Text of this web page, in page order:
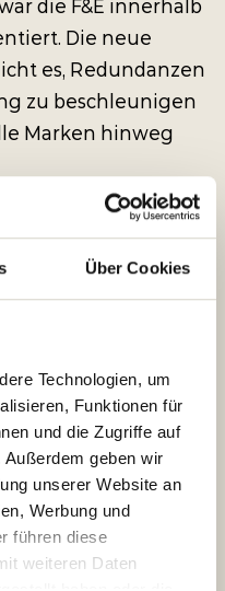
Über Cookies
Technologien, um
Funktionen für
und die Zugriffe auf
geben wir
unserer Website an
Werbung und
führen diese
weiteren Daten
die F&E innerhalb
Die neue
es, Redundanzen
zu beschleunigen
Marken hinweg
die Grundlage für
und
Architektur
bereitstellen und
Gruppe
unterstreicht
Technologien
haben: „Wir
Produkte mit